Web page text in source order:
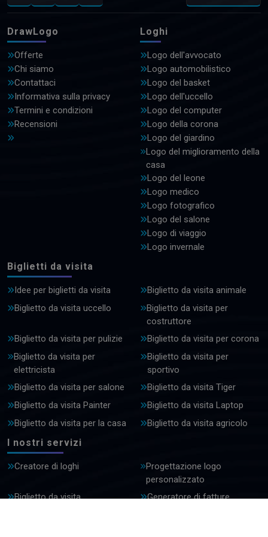
DrawLogo
Offerte
Chi siamo
Contattaci
Informativa sulla privacy
Termini e condizioni
Recensioni
Loghi
Logo dell'avvocato
Logo automobilistico
Logo del basket
Logo dell'uccello
Logo del computer
Logo della corona
Logo del giardino
Logo del miglioramento della
casa
Logo del leone
Logo medico
Logo fotografico
Logo del salone
Logo di viaggio
Logo invernale
Biglietti da visita
Idee per biglietti da visita
Biglietto da visita animale
Biglietto da visita uccello
Biglietto da visita per
costruttore
Biglietto da visita per pulizie
Biglietto da visita per corona
Biglietto da visita per
elettricista
Biglietto da visita per
sportivo
Biglietto da visita per salone
Biglietto da visita Tiger
Biglietto da visita Painter
Biglietto da visita Laptop
Biglietto da visita per la casa
Biglietto da visita agricolo
I nostri servizi
Creatore di loghi
Progettazione logo
personalizzato
Biglietto da visita
Generatore di fatture